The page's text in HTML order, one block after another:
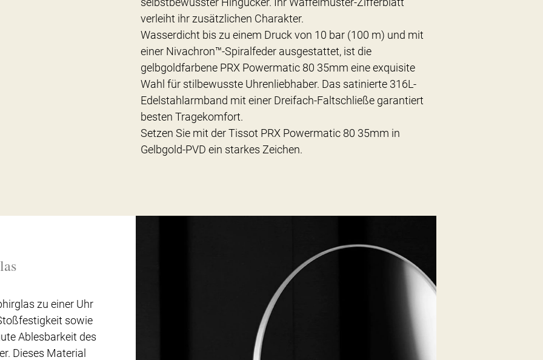
verleiht ihr zusätzlichen Charakter.
Wasserdicht bis zu einem Druck von 10 bar (100 m) und mit
einer Nivachron™-Spiralfeder ausgestattet, ist die
gelbgoldfarbene PRX Powermatic 80 35mm eine exquisite
Wahl für stilbewusste Uhrenliebhaber. Das satinierte 316L-
Edelstahlarmband mit einer Dreifach-Faltschließe garantiert
besten Tragekomfort.
Setzen Sie mit der Tissot PRX Powermatic 80 35mm in
Gelbgold-PVD ein starkes Zeichen.
zu einer Uhr
sowie
Ablesbarkeit des
Dieses Material